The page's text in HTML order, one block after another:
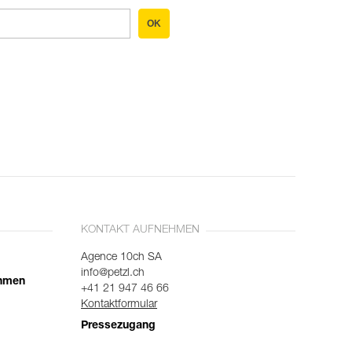
OK
KONTAKT AUFNEHMEN
Agence 10ch SA
info@petzl.ch
+41 21 947 46 66
Kontaktformular
Pressezugang